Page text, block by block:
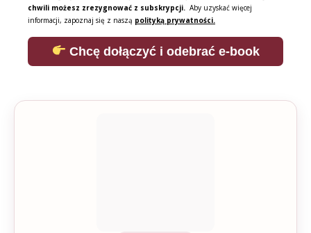
chwili możesz zrezygnować z subskrypcji. Aby uzyskać więcej
informacji, zapoznaj się z naszą polityką prywatności.
Chcę dołączyć i odebrać e-book